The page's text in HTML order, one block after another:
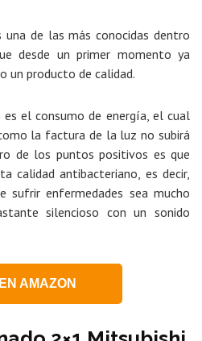
de las más conocidas dentro
desde un primer momento ya
un producto de calidad.
el consumo de energía, el cual
la factura de la luz no subirá
de los puntos positivos es que
calidad antibacteriano, es decir,
sufrir enfermedades sea mucho
silencioso con un sonido
AMAZON